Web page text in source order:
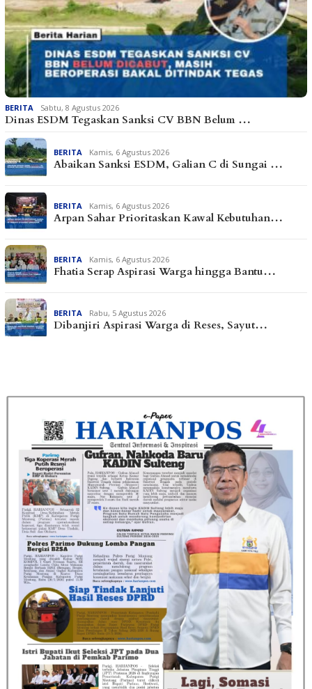
BERITA Sabtu, 8 Agustus 2026
Dinas ESDM Tegaskan Sanksi CV BBN Belum …
BERITA Kamis, 6 Agustus 2026
Abaikan Sanksi ESDM, Galian C di Sungai …
BERITA Kamis, 6 Agustus 2026
Arpan Sahar Prioritaskan Kawal Kebutuhan…
BERITA Kamis, 6 Agustus 2026
Fhatia Serap Aspirasi Warga hingga Bantu…
BERITA Rabu, 5 Agustus 2026
Dibanjiri Aspirasi Warga di Reses, Sayut…